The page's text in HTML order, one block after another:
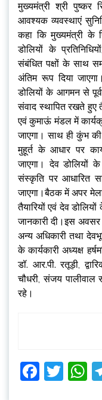
मुख्यमंत्री श्री
आवश्यक व्यवस्थाएं
कहा कि मुख्यमंत्री के
डोलियों के
संबंधित पक्षों के साथ
अंतिम रूप दिया
डोलियों के आगमन से
संवाद स्थापित रखते हुए
एवं कुमाऊं मंडल में
जाएगा। साथ ही कुंभ
मुहूर्त के आधार पर
जाएगा। देव डोलियों
संस्कृति पर आधारित
जाएगा।बैठक में अपर
तैयारियों एवं देव
जानकारी दी।इस
अन्य अधिकारी तथा
के कार्यकारी अध्यक्ष
डॉ. आर.पी. रतूड़ी,
चौधरी, संजय पालीवाल
रहे।